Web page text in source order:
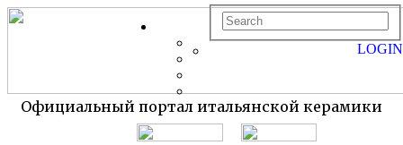
Официальный портал итальянской керамики
LOGIN